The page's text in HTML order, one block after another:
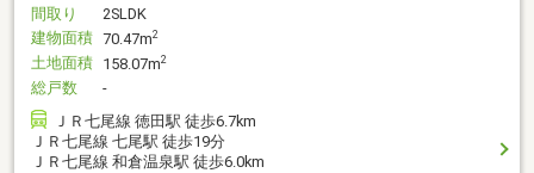
間取り
2SLDK
建物面積 70.47m2
土地面積 158.07m2
総戸数
-
ＪＲ七尾線 徳田駅 徒歩6.7km
ＪＲ七尾線 七尾駅 徒歩19分
ＪＲ七尾線 和倉温泉駅 徒歩6.0km